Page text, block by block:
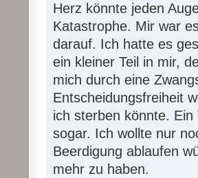
Herz könnte jeden
Katastrophe. Mir war
darauf. Ich hatte es
ein kleiner Teil in mir,
mich durch eine
Entscheidungsfreiheit
ich sterben könnte.
sogar. Ich wollte nur
Beerdigung ablaufen
mehr zu haben.